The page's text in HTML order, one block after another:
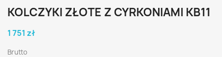
KOLCZYKI ZŁOTE Z CYRKONIAMI KB11
1 751 zł
Brutto